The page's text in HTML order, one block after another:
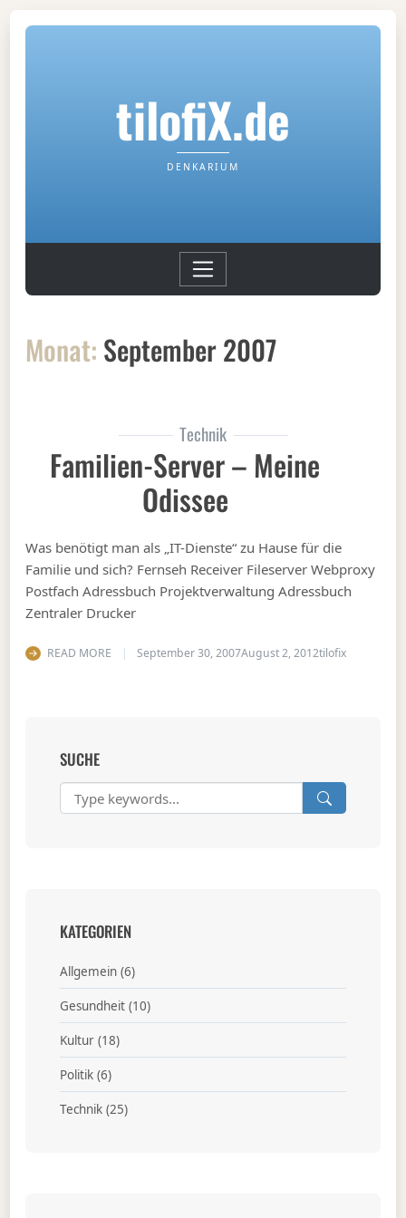
tilofiX.de
DENKARIUM
Monat: September 2007
Technik
Familien-Server – Meine
Odissee
Was benötigt man als „IT-Dienste“ zu Hause für die
Familie und sich? Fernseh Receiver Fileserver Webproxy
Postfach Adressbuch Projektverwaltung Adressbuch
Zentraler Drucker
READ MORE September 30, 2007August 2, 2012tilofix
SUCHE
KATEGORIEN
Allgemein(6)
Gesundheit(10)
Kultur(18)
Politik(6)
Technik(25)